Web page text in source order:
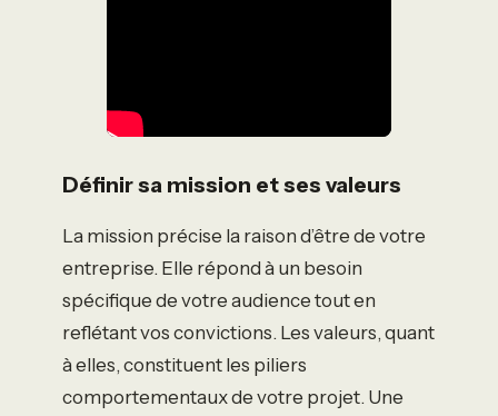
Définir sa mission et ses valeurs
La mission précise la raison d’être de votre
entreprise. Elle répond à un besoin
spécifique de votre audience tout en
reflétant vos convictions. Les valeurs, quant
à elles, constituent les piliers
comportementaux de votre projet. Une